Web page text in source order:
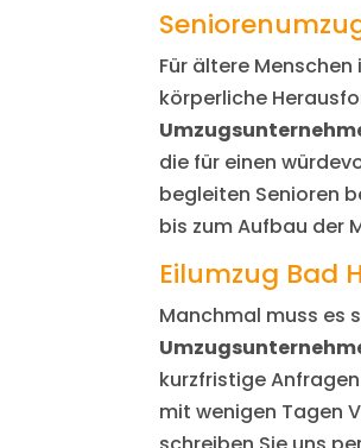
Für ältere
körperliche
die für einen
begleiten Senioren
bis zum Aufbau der
Eilumzug Bad
Manchmal muss es
kurzfristige
mit wenigen Tagen